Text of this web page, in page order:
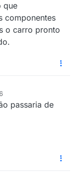
que
componentes
o carro pronto
passaria de